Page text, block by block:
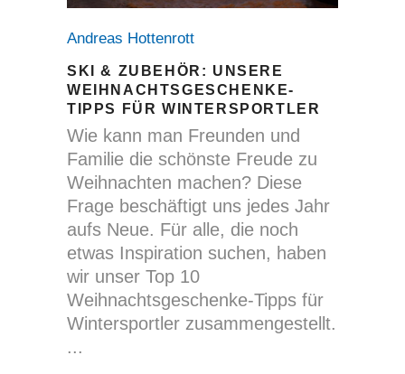
Andreas Hottenrott
SKI & ZUBEHÖR: UNSERE
WEIHNACHTSGESCHENKE-
TIPPS FÜR WINTERSPORTLER
Wie kann man Freunden und
Familie die schönste Freude zu
Weihnachten machen? Diese
Frage beschäftigt uns jedes Jahr
aufs Neue. Für alle, die noch
etwas Inspiration suchen, haben
wir unser Top 10
Weihnachtsgeschenke-Tipps für
Wintersportler zusammengestellt.